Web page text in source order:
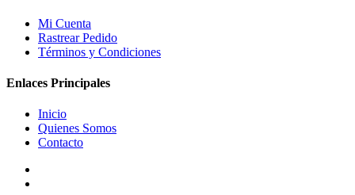
Mi Cuenta
Rastrear Pedido
Términos y Condiciones
Enlaces Principales
Inicio
Quienes Somos
Contacto